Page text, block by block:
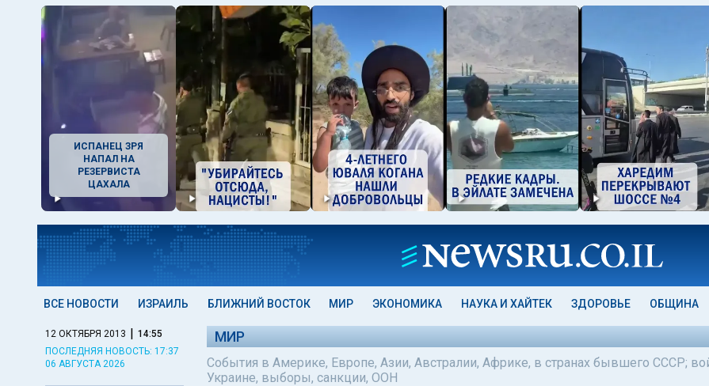
ИСПАНЕЦ ЗРЯ
НАПАЛ НА
РЕЗЕРВИСТА
ЦАХАЛА
ВСЕ НОВОСТИ ИЗРАИЛЬ БЛИЖНИЙ ВОСТОК МИР ЭКОНОМИКА НАУКА И ХАЙТЕК ЗДОРОВЬЕ ОБЩИНА
12 ОКТЯБРЯ 2013 | 14:55
ПОСЛЕДНЯЯ НОВОСТЬ: 17:37
06 АВГУСТА 2026
МИР
События в Америке, Европе, Азии, Австралии, Африке, в странах бывшего СССР;
Украине, выборы, санкции, ООН